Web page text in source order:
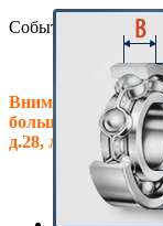
События
Внимание! Офис в
больше, теперь мы
д.28, литер.А! Ждем